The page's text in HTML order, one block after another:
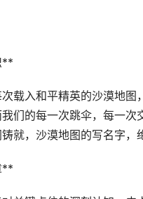
**
载入和平精英的沙漠地
们的每一次跳伞，每一
就，沙漠地图的写名字，
**